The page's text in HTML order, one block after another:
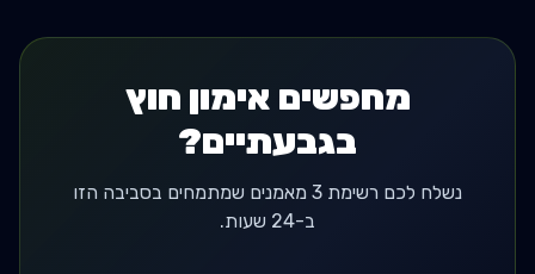
מחפשים אימון חוץ
בגבעתיים?
נשלח לכם רשימת 3 מאמנים שמתמחים בסביבה הזו
ב-24 שעות.